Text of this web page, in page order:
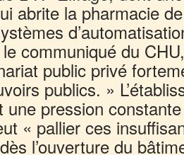
abrite la pharmacie
communiqué du
public privé
publics. »
une pression
« pallier ces
l’ouverture du